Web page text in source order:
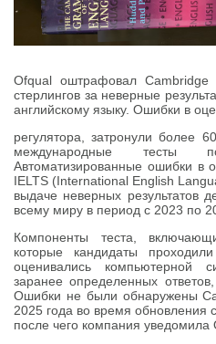
Ofqual оштрафовал
стерлингов за неверные
английскому языку. Ошибки в
регулятора, затронули более
международные тесты
Автоматизированные ошибки в
IELTS (International English
выдаче неверных результатов
всему миру в период с 2023 по
Компоненты теста,
которые кандидаты
оценивались компьютерной
заранее определенных
Ошибки не были обнаружены
2025 года во время обновления
после чего компания уведомила